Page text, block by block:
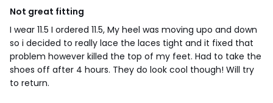
Not great fitting
I wear 11.5 I ordered 11.5, My heel was moving upo and down
so i decided to really lace the laces tight and it fixed that
problem however killed the top of my feet. Had to take the
shoes off after 4 hours. They do look cool though! Will try
to return.